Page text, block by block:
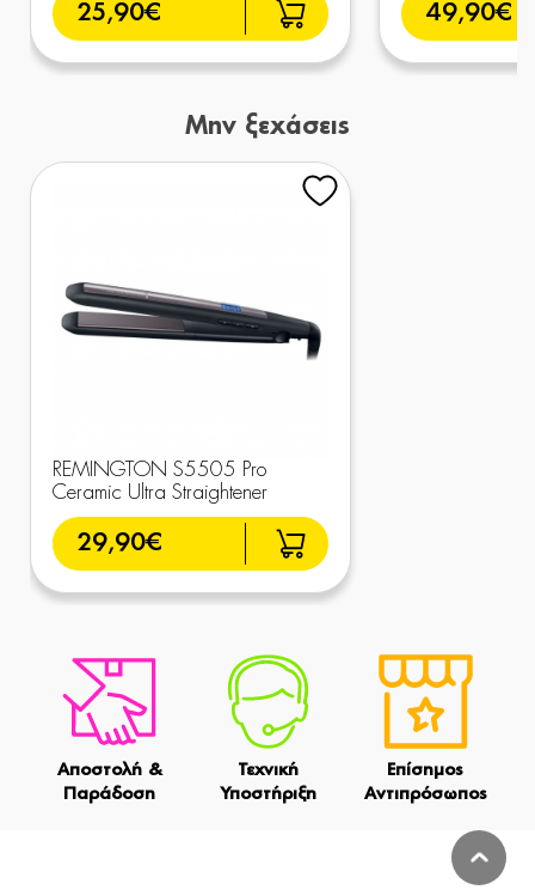
25,90€ 49,90€
Μην ξεχάσεις
REMINGTON S5505 Pro
Ceramic Ultra Straightener
29,90€
Αποστολή &
Παράδοση
Τεχνική
Υποστήριξη
Επίσημος
Αντιπρόσωπος